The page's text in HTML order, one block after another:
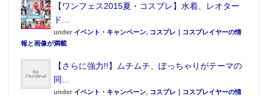
【ワンフェス2015夏・コスプレ】水着、レオター
ド...
under イベント・キャンペーン, コスプレ｜コスプレイヤーの情
報と画像が満載
【さらに強力!!】ムチムチ、ぽっちゃりがテーマの
同...
under イベント・キャンペーン, コスプレ｜コスプレイヤーの情